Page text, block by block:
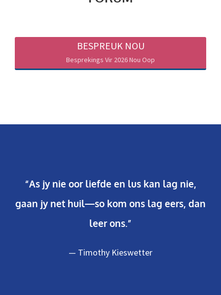
BESPREUK NOU
Besprekings Vir 2026 Nou Oop
“As jy nie oor liefde en lus kan lag nie,
gaan jy net huil—so kom ons lag eers, dan
leer ons.”
— Timothy Kieswetter